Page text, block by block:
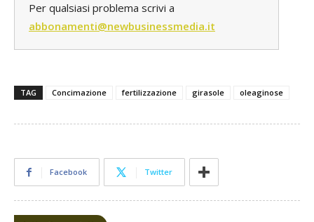
Per qualsiasi problema scrivi a
abbonamenti@newbusinessmedia.it
TAG Concimazione fertilizzazione girasole oleaginose
Facebook Twitter